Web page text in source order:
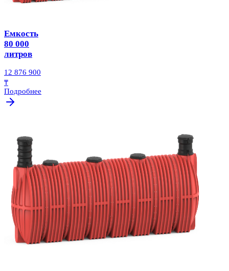
Емкость
80 000
литров
12 876 900
₸
Подробнее